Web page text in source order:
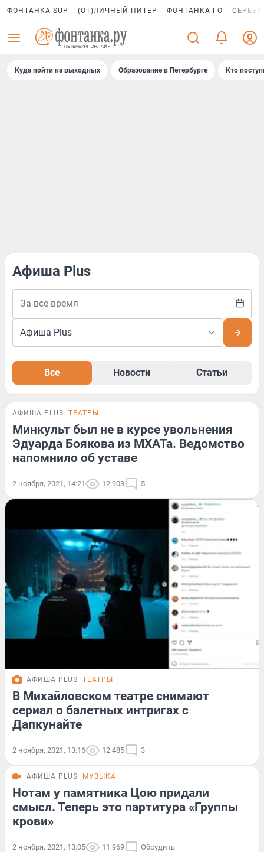
ФОНТАНКА SUP (ОТ)ЛИЧНЫЙ ПИТЕР ФОНТАНКА ГО
Куда пойти на выходных Образование в Петербурге Кто
Афиша Plus
Все Новости Статьи
АФИША PLUS ТЕАТРЫ
Минкульт был не в курсе увольнения
Эдуарда Боякова из МХАТа. Ведомство
напомнило об уставе
2 ноября, 2021, 14:21 12 903 5
АФИША PLUS ТЕАТРЫ
В Михайловском театре снимают
сериал о балетных интригах с
Дапкунайте
2 ноября, 2021, 13:16 12 485 3
АФИША PLUS МУЗЫКА
Нотам у памятника Цою придали
смысл. Теперь это партитура «Группы
крови»
2 ноября, 2021, 13:05 11 969 Обсудить